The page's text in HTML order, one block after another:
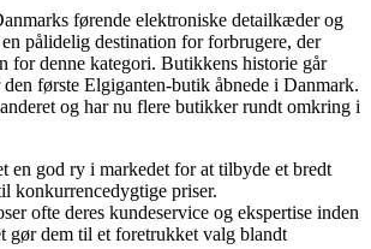
førende elektroniske detailkæder og
pålidelig destination for forbrugere, der
for denne kategori. Butikkens historie går
første Elgiganten-butik åbnede i Danmark.
og har nu flere butikker rundt omkring i
en god ry i markedet for at tilbyde et bredt
konkurrencedygtige priser.
ofte deres kundeservice og ekspertise inden
gør dem til et foretrukket valg blandt